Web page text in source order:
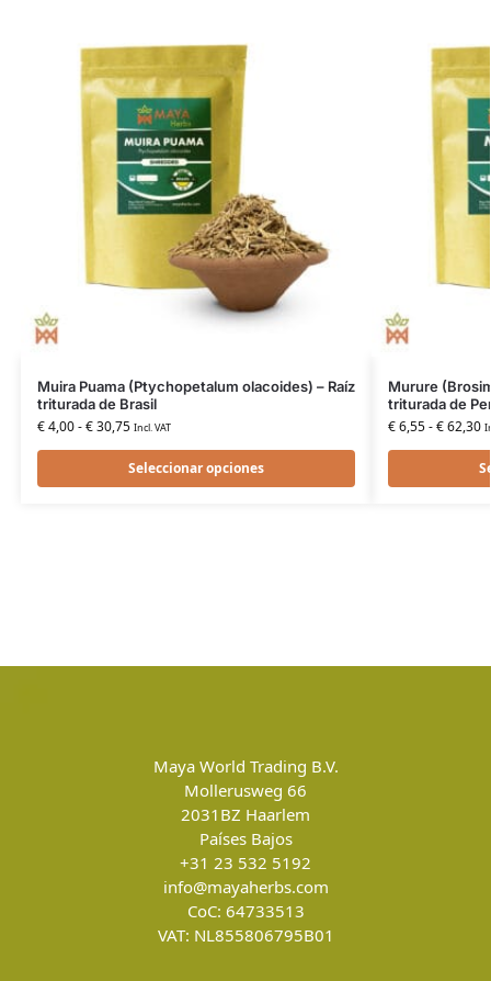
Muira Puama (Ptychopetalum olacoides) – Raíz
triturada de Brasil
€4,00-€30,75 Incl. VAT
Seleccionar opciones
Murure
triturada de
€6,55-€62,30
Maya World Trading B.V.
Mollerusweg 66
2031BZ Haarlem
Países Bajos
+31 23 532 5192
info@mayaherbs.com
CoC: 64733513
VAT: NL855806795B01